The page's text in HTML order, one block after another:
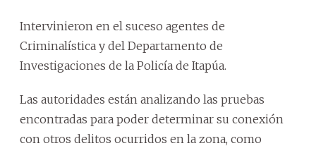
Intervinieron en el suceso agentes de
Criminalística y del Departamento de
Investigaciones de la Policía de Itapúa.
Las autoridades están analizando las pruebas
encontradas para poder determinar su conexión
con otros delitos ocurridos en la zona, como